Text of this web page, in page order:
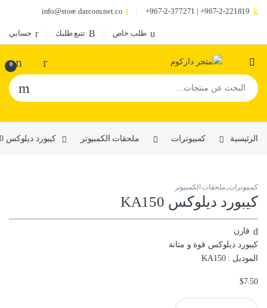
967-2-221819+ | 967-2-377271+
info@store.darcom.net.co
طلب خاص تتبع طلبك حسابي
0
البحث عن:
الرئيسية كمبيوترات ملحقات الكمبيوتر كيبورد ديلوكس KA150
كمبيوترات,ملحقات الكمبيوتر
كيبورد ديلوكس KA150
قارن
كيبورد ديلوكس قوة و متانة
الموديل : KA150
$7.50
كيبورد ديلوكس KA150 quantity